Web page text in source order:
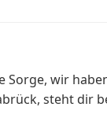
Sorge, wir
steht dir